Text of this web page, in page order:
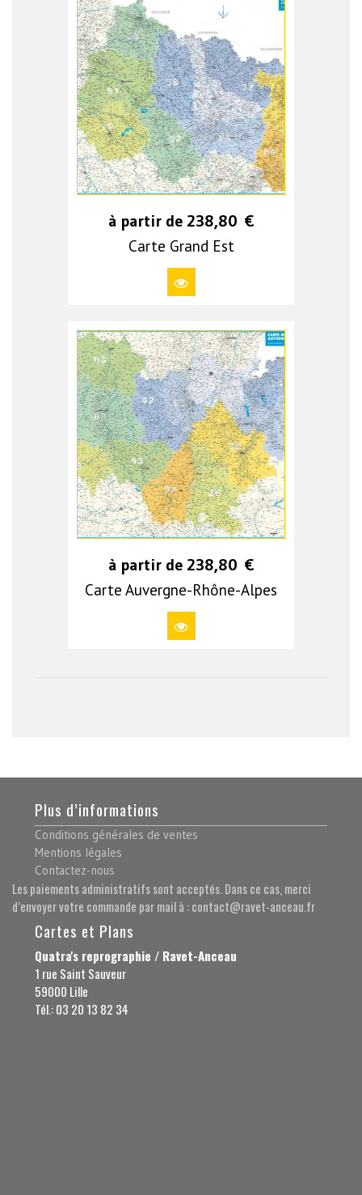
à partir de 238,80 €
Carte Grand Est
à partir de 238,80 €
Carte Auvergne-Rhône-Alpes
Plus d’informations
Conditions générales de ventes
Mentions légales
Contactez-nous
Les paiements administratifs sont acceptés. Dans ce cas, merci
d’envoyer votre commande par mail à : contact@ravet-anceau.fr
Cartes et Plans
Quatra's reprographie / Ravet-Anceau
1 rue Saint Sauveur
59000 Lille
Tél.: 03 20 13 82 34